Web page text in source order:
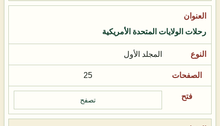
رحلات الولايات المتحدة الأمريكية
المجلد الأول
25
تصفح